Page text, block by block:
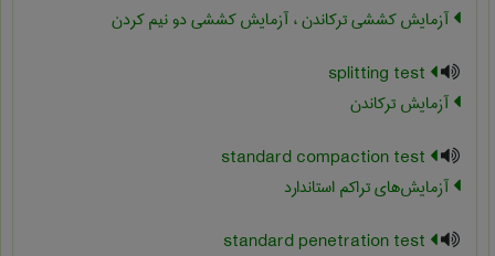
آزمایش کششی ترکاندن ، آزمایش کششی دو نیم کردن
آزمایش ترکاندن
آزمایش‌های تراکم استاندارد